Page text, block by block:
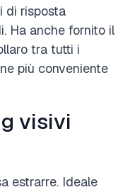
di risposta
Ha anche fornito il
tra tutti i
più conveniente
visivi
estrarre. Ideale